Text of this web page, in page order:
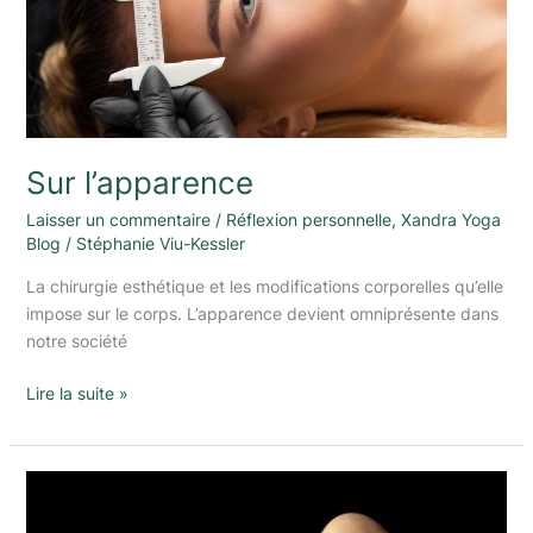
Sur l’apparence
Laisser un commentaire / Réflexion personnelle, Xandra Yoga
Blog / Stéphanie Viu-Kessler
La chirurgie esthétique et les modifications corporelles qu’elle
impose sur le corps. L’apparence devient omniprésente dans
notre société
Lire la suite »